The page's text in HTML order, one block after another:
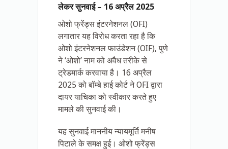
लेकर सुनवाई – 16 अप्रैल 2025
ओशो फ्रेंड्स इंटरनेशनल (OFI)
लगातार यह विरोध करता रहा है कि
ओशो इंटरनेशनल फाउंडेशन (OIF), पुणे
ने ‘ओशो’ नाम को अवैध तरीके से
ट्रेडमार्क करवाया है। 16 अप्रैल
2025 को बॉम्बे हाई कोर्ट ने OFI द्वारा
दायर याचिका को स्वीकार करते हुए
मामले की सुनवाई की।
यह सुनवाई माननीय न्यायमूर्ति मनीष
पिटाले के समक्ष हुई। ओशो फ्रेंड्स